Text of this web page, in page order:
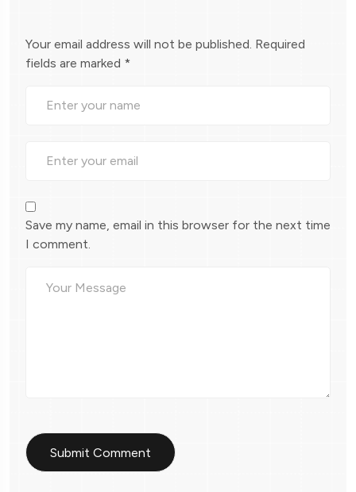
Your email address will not be published. Required
fields are marked *
Save my name, email in this browser for the next time
I comment.